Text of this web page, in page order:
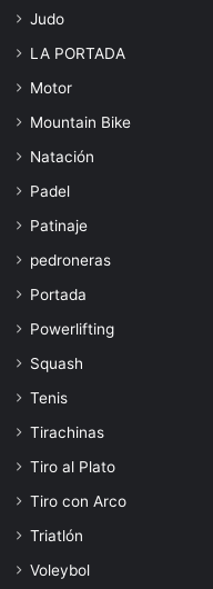
Judo
LA PORTADA
Motor
Mountain Bike
Natación
Padel
Patinaje
pedroneras
Portada
Powerlifting
Squash
Tenis
Tirachinas
Tiro al Plato
Tiro con Arco
Triatlón
Voleybol